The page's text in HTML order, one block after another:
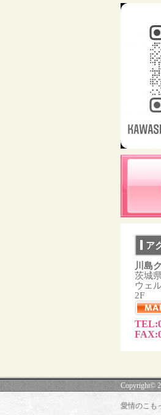
ア
川島
茨城
ウェ
2F
Copyright©
愛情のこも